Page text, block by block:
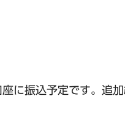
に振込予定です。追